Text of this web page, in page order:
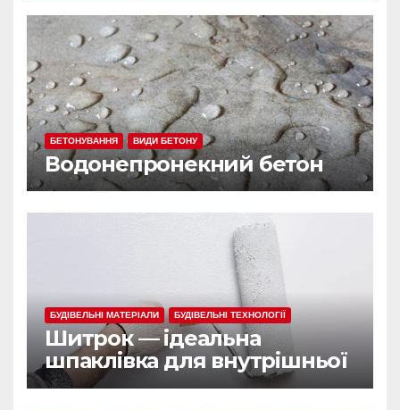
БЕТОНУВАННЯ ВИДИ БЕТОНУ
Водонепронекний бетон
БУДІВЕЛЬНІ МАТЕРІАЛИ БУДІВЕЛЬНІ ТЕХНОЛОГІЇ
Шитрок — ідеальна
шпаклівка для внутрішньої
обробки